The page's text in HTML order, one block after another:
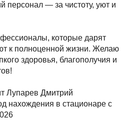
персонал — за чистоту, уют и
которые дарят
к полноценной жизни. Желаю
здоровья, благополучия и
Лупарев Дмитрий
нахождения в стационаре с